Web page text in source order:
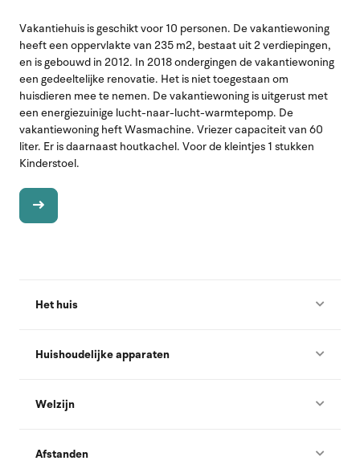
Vakantiehuis is geschikt voor 10 personen. De vakantiewoning
heeft een oppervlakte van 235 m2, bestaat uit 2 verdiepingen,
en is gebouwd in 2012. In 2018 ondergingen de vakantiewoning
een gedeeltelijke renovatie. Het is niet toegestaan om
huisdieren mee te nemen. De vakantiewoning is uitgerust met
een energiezuinige lucht-naar-lucht-warmtepomp. De
vakantiewoning heft Wasmachine. Vriezer capaciteit van 60
liter. Er is daarnaast houtkachel. Voor de kleintjes 1 stukken
Kinderstoel.
Het huis
Huishoudelijke apparaten
Welzijn
Afstanden